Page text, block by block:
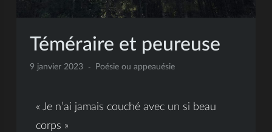
Téméraire et peureuse
9 janvier 2023 Poésie ou appeauésie
« Je n’ai jamais couché avec un si beau
corps »